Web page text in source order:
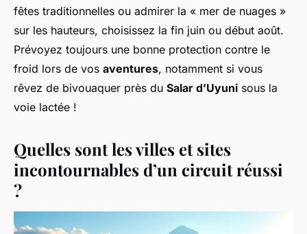
fêtes traditionnelles ou admirer la « mer de nuages »
sur les hauteurs, choisissez la fin juin ou début août.
Prévoyez toujours une bonne protection contre le
froid lors de vos aventures, notamment si vous
rêvez de bivouaquer près du Salar d’Uyuni sous la
voie lactée !
Quelles sont les villes et sites
incontournables d’un circuit réussi
?